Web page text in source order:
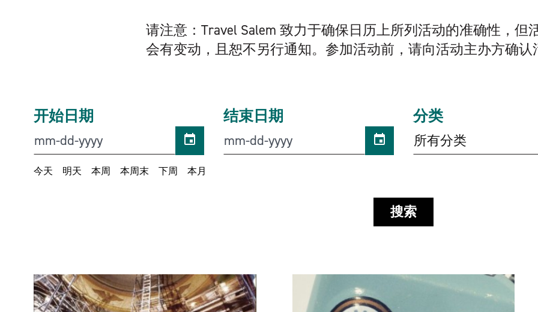
请注意：Travel Salem 致力于确保日历上所列活动的准确性，但
会有变动，且恕不另行通知。参加活动前，请向活动主办方确
今天 明天 本周 本周末 下周 本月
开始日期 结束日期 分类
所有分类
搜索